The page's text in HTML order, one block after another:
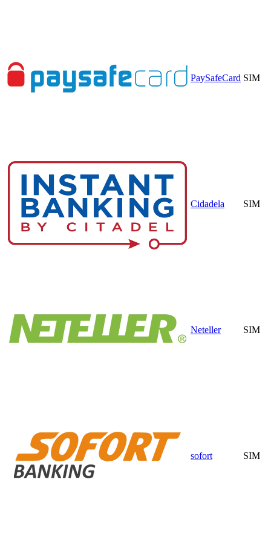
PaySafeCard SIM
Cidadela SIM
Neteller SIM
sofort SIM